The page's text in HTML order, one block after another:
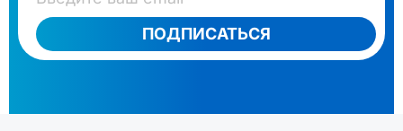
ПОДПИСАТЬСЯ